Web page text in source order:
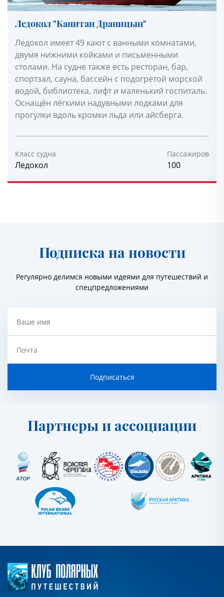
Ледокол "Капитан Драницын"
Ледокол имеет 49 кают с ванными комнатами,
двумя нижними койками и письменными
столами. На судне также есть ресторан, бар,
спортзал, сауна, бассейн с подогретой морской
водой, библиотека, лифт и маленький госпиталь.
Оснащён лёгкими надувными лодками для
прогулки вдоль кромки льда или айсберга.
Класс судна
Ледокол
Пассажиров
100
Подписка на новости
Регулярно делимся новыми идеями для путешествий и
спецпредложениями
Ваше имя
Почта
Подписаться
Партнеры и ассоциации